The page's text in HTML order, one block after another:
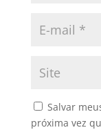
Salvar
próxima vez